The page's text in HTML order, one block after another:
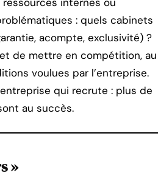
: quels cabinets
acompte, exclusivité) ?
de mettre en compétition, au
voulues par l’entreprise.
qui recrute : plus de
au succès.
»